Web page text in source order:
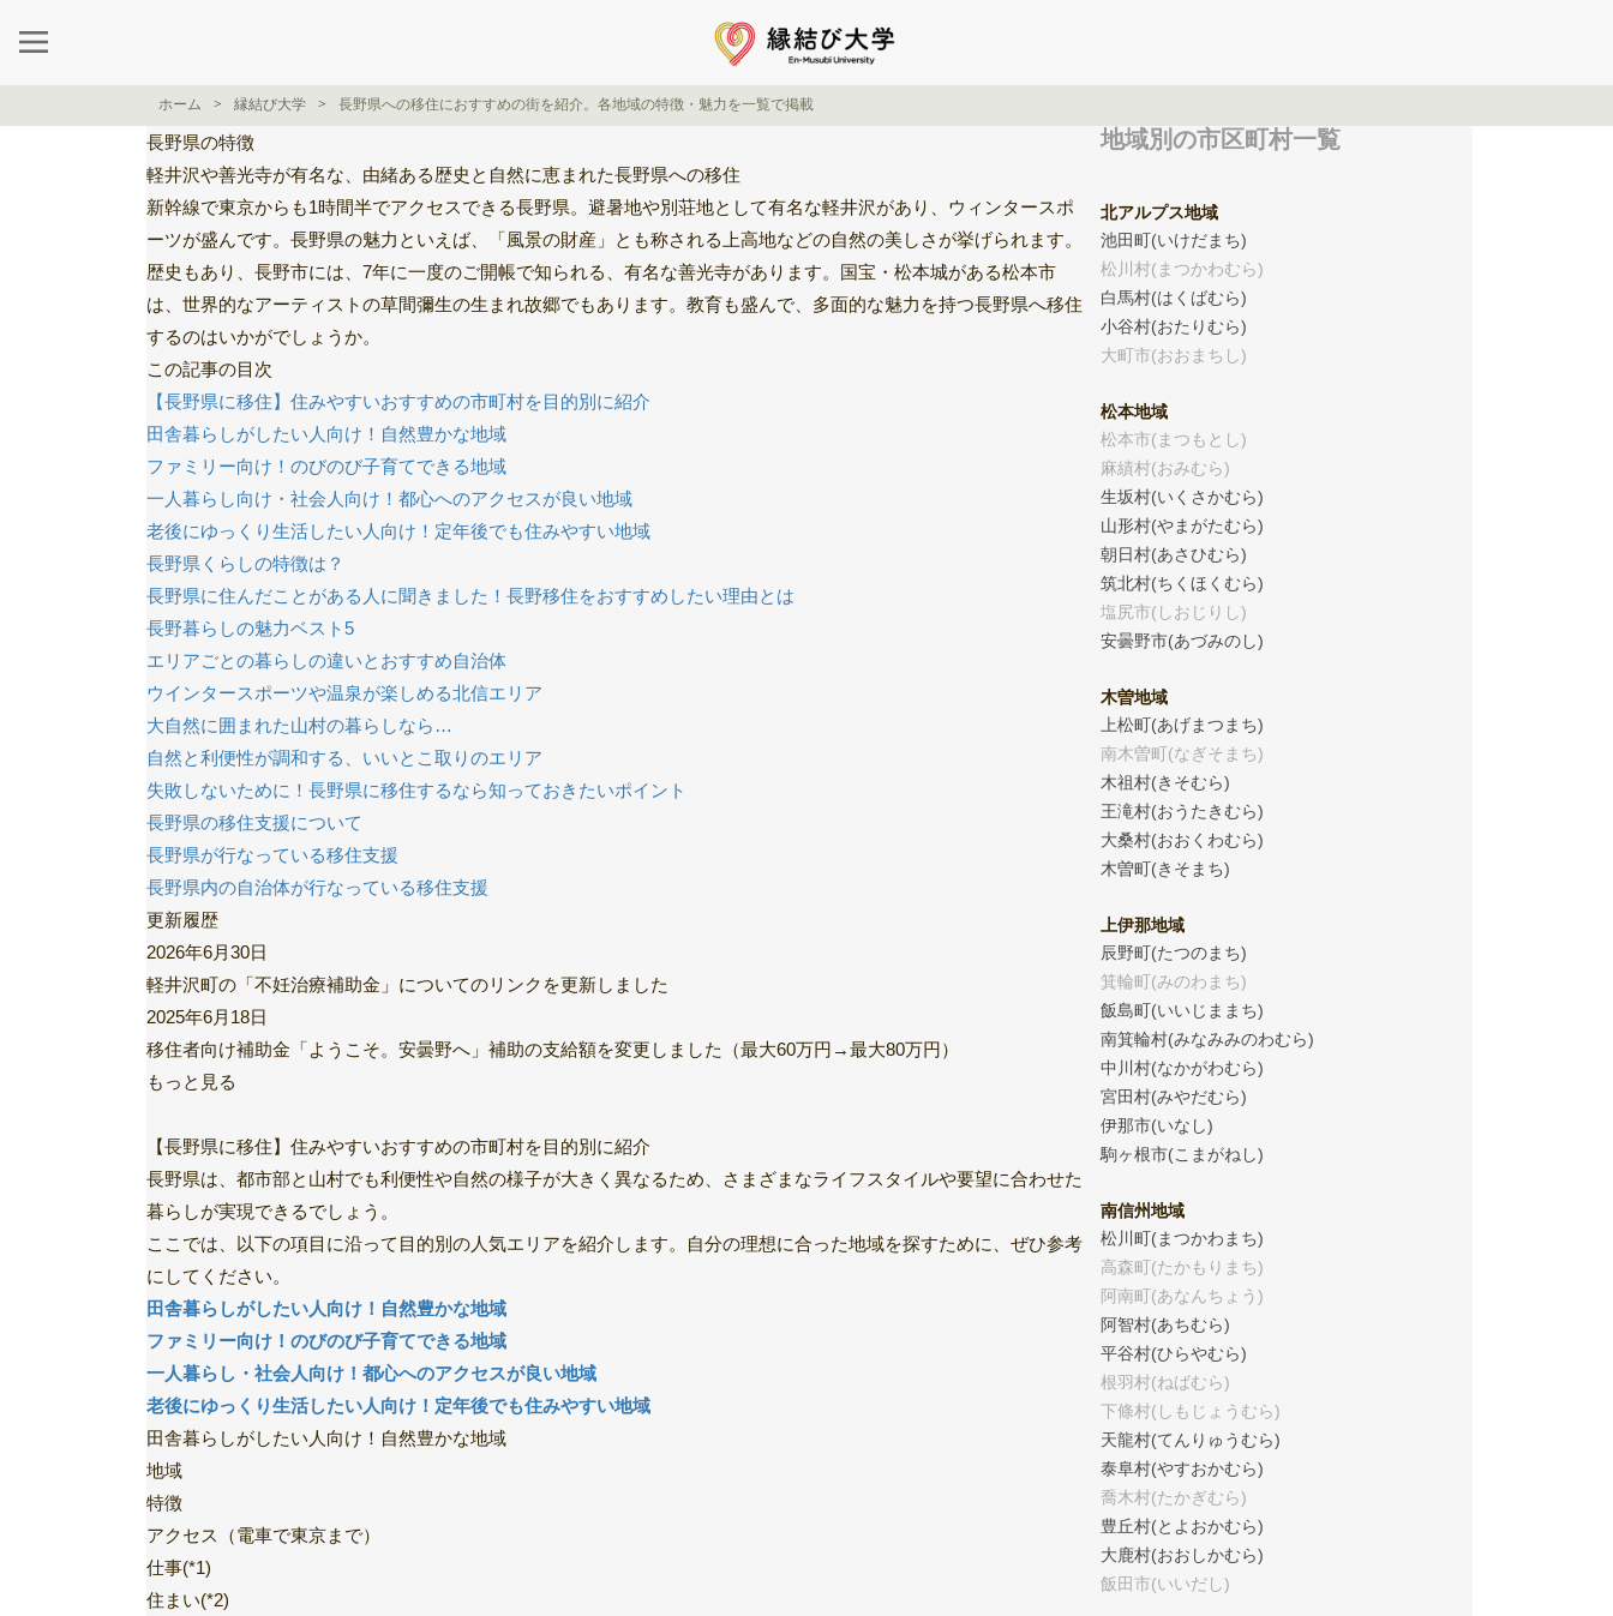
ホーム 縁結び大学 長野県への移住におすすめの街を紹介。各地域の特徴・魅力を一覧で掲載
長野県の特徴
軽井沢や善光寺が有名な、由緒ある歴史と自然に恵まれた長野県への移住
新幹線で東京からも1時間半でアクセスできる長野県。避暑地や別荘地として有名な軽井沢があり、ウィンタースポ
ーツが盛んです。長野県の魅力といえば、「風景の財産」とも称される上高地などの自然の美しさが挙げられます。
歴史もあり、長野市には、7年に一度のご開帳で知られる、有名な善光寺があります。国宝・松本城がある松本市
は、世界的なアーティストの草間彌生の生まれ故郷でもあります。教育も盛んで、多面的な魅力を持つ長野県へ移住
するのはいかがでしょうか。
この記事の目次
【長野県に移住】住みやすいおすすめの市町村を目的別に紹介
田舎暮らしがしたい人向け！自然豊かな地域
ファミリー向け！のびのび子育てできる地域
一人暮らし向け・社会人向け！都心へのアクセスが良い地域
老後にゆっくり生活したい人向け！定年後でも住みやすい地域
長野県くらしの特徴は？
長野県に住んだことがある人に聞きました！長野移住をおすすめしたい理由とは
長野暮らしの魅力ベスト5
エリアごとの暮らしの違いとおすすめ自治体
ウインタースポーツや温泉が楽しめる北信エリア
大自然に囲まれた山村の暮らしなら…
自然と利便性が調和する、いいとこ取りのエリア
失敗しないために！長野県に移住するなら知っておきたいポイント
長野県の移住支援について
長野県が行なっている移住支援
長野県内の自治体が行なっている移住支援
更新履歴
2026年6月30日
軽井沢町の「不妊治療補助金」についてのリンクを更新しました
2025年6月18日
移住者向け補助金「ようこそ。安曇野へ」補助の支給額を変更しました（最大60万円→最大80万円）
もっと見る
【長野県に移住】住みやすいおすすめの市町村を目的別に紹介
長野県は、都市部と山村でも利便性や自然の様子が大きく異なるため、さまざまなライフスタイルや要望に合わせた
暮らしが実現できるでしょう。
ここでは、以下の項目に沿って目的別の人気エリアを紹介します。自分の理想に合った地域を探すために、ぜひ参考
にしてください。
田舎暮らしがしたい人向け！自然豊かな地域
ファミリー向け！のびのび子育てできる地域
一人暮らし・社会人向け！都心へのアクセスが良い地域
老後にゆっくり生活したい人向け！定年後でも住みやすい地域
田舎暮らしがしたい人向け！自然豊かな地域
地域
特徴
アクセス（電車で東京まで）
仕事(*1)
住まい(*2)
地域別の市区町村一覧
北アルプス地域
池田町(いけだまち)
松川村(まつかわむら)
白馬村(はくばむら)
小谷村(おたりむら)
大町市(おおまちし)
松本地域
松本市(まつもとし)
麻績村(おみむら)
生坂村(いくさかむら)
山形村(やまがたむら)
朝日村(あさひむら)
筑北村(ちくほくむら)
塩尻市(しおじりし)
安曇野市(あづみのし)
木曽地域
上松町(あげまつまち)
南木曽町(なぎそまち)
木祖村(きそむら)
王滝村(おうたきむら)
大桑村(おおくわむら)
木曽町(きそまち)
上伊那地域
辰野町(たつのまち)
箕輪町(みのわまち)
飯島町(いいじままち)
南箕輪村(みなみみのわむら)
中川村(なかがわむら)
宮田村(みやだむら)
伊那市(いなし)
駒ヶ根市(こまがねし)
南信州地域
松川町(まつかわまち)
高森町(たかもりまち)
阿南町(あなんちょう)
阿智村(あちむら)
平谷村(ひらやむら)
根羽村(ねばむら)
下條村(しもじょうむら)
天龍村(てんりゅうむら)
泰阜村(やすおかむら)
喬木村(たかぎむら)
豊丘村(とよおかむら)
大鹿村(おおしかむら)
飯田市(いいだし)